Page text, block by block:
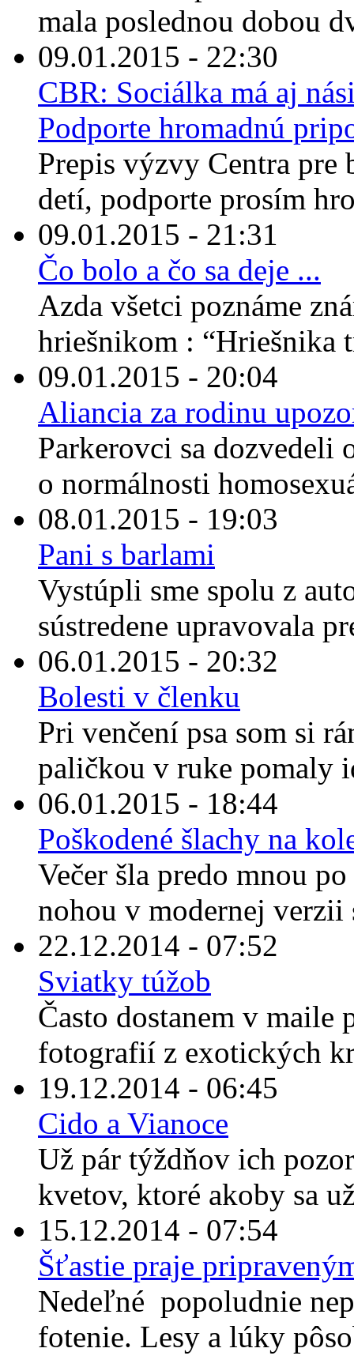
mala poslednou dobou
09.01.2015 - 22:30
CBR: Sociálka má aj
Podporte hromadnú
Prepis výzvy Centra
detí, podporte prosím
09.01.2015 - 21:31
Čo bolo a čo sa deje ...
Azda všetci poznáme
hriešnikom : “Hriešnika
09.01.2015 - 20:04
Aliancia za rodinu
Parkerovci sa dozvedeli
o normálnosti
08.01.2015 - 19:03
Pani s barlami
Vystúpli sme spolu z
sústredene upravovala
06.01.2015 - 20:32
Bolesti v členku
Pri venčení psa som si
paličkou v ruke pomaly
06.01.2015 - 18:44
Poškodené šlachy na
Večer šla predo mnou
nohou v modernej verzii
22.12.2014 - 07:52
Sviatky túžob
Často dostanem v maile
fotografií z exotických
19.12.2014 - 06:45
Cido a Vianoce
Už pár týždňov ich
kvetov, ktoré akoby sa
15.12.2014 - 07:54
Šťastie praje
Nedeľné popoludnie
fotenie. Lesy a lúky